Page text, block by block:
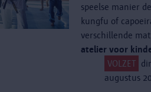
speelse manier
kungfu of
verschillende
atelier voor
VOLZET
augustus